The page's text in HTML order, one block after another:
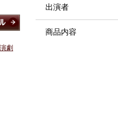
出演者
商品内容
劇